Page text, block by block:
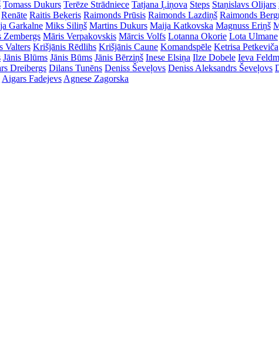
Tomass Dukurs Terēze Strādniece Tatjana Ļiņova Steps Staņislavs Olijars
Renāte Raitis Beķeris Raimonds Prūsis Raimonds Lazdiņš Raimonds
Garkalne Miks Siliņš Martins Dukurs Maija Katkovska Magnuss Eriņš
Zembergs Māris Verpakovskis Mārcis Volfs Lotanna Okorie Lota Ulmane
Valters Krišjānis Rēdlihs Krišjānis Caune Komandspēle Ketrisa Petkeviča
Jānis Blūms Jānis Būms Jānis Bērziņš Inese Elsiņa Ilze Dobele Ieva
Dreibergs Dilans Tunēns Deniss Ševeļovs Deniss Aleksandrs Ševeļovs
Aigars Fadejevs Agnese Zagorska